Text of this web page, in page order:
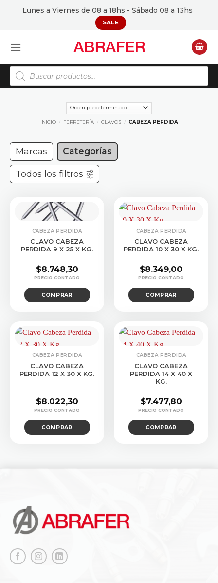
Lunes a Viernes de 08 a 18hs - Sábado 08 a 13hs
SALE
Búsqueda
de
productos
INICIO / FERRETERÍA / CLAVOS / CABEZA PERDIDA
Marcas Categorías
Todos los filtros
CABEZA PERDIDA
CLAVO CABEZA
PERDIDA 9 X 25 X KG.
$8.748,30
COMPRAR
CABEZA PERDIDA
CLAVO CABEZA
PERDIDA 10 X 30 X KG.
$8.349,00
COMPRAR
CABEZA PERDIDA
CLAVO CABEZA
PERDIDA 12 X 30 X KG.
$8.022,30
COMPRAR
CABEZA PERDIDA
CLAVO CABEZA
PERDIDA 14 X 40 X
KG.
$7.477,80
COMPRAR